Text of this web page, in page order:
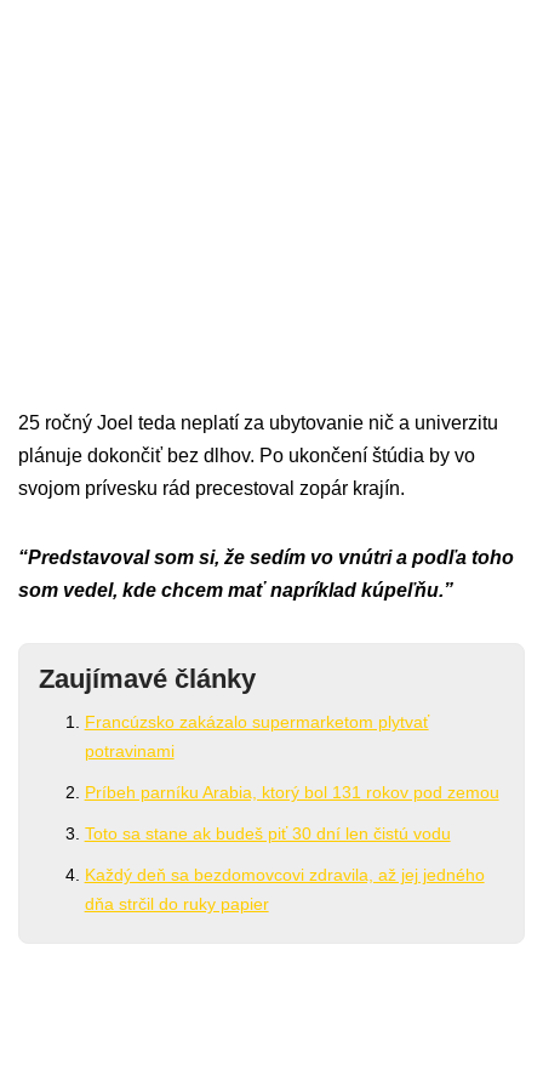
25 ročný Joel teda neplatí za ubytovanie nič a univerzitu
plánuje dokončiť bez dlhov. Po ukončení štúdia by vo
svojom prívesku rád precestoval zopár krajín.
“Predstavoval som si, že sedím vo vnútri a podľa toho
som vedel, kde chcem mať napríklad kúpeľňu.”
Zaujímavé články
Francúzsko zakázalo supermarketom plytvať
potravinami
Príbeh parníku Arabia, ktorý bol 131 rokov pod zemou
Toto sa stane ak budeš piť 30 dní len čistú vodu
Každý deň sa bezdomovcovi zdravila, až jej jedného
dňa strčil do ruky papier